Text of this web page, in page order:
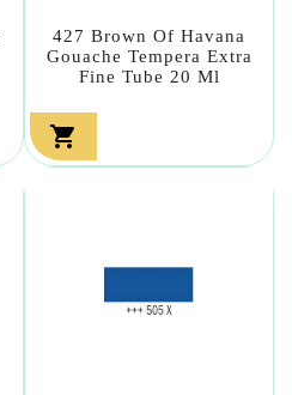
427 Brown Of Havana
Gouache Tempera Extra
Fine Tube 20 Ml
